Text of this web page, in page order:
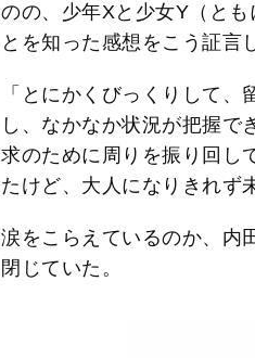
のの、少年Xと少女Y（と
とを知った感想をこう証言
「とにかくびっくりして
し、なかなか状況が把握で
求のために周りを振り回し
たけど、大人になりきれず
涙をこらえているのか、内
閉じていた。